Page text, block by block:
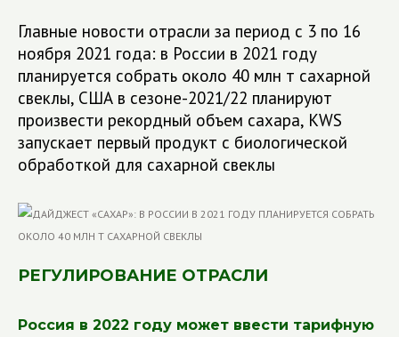
Главные новости отрасли за период с 3 по 16
ноября 2021 года: в России в 2021 году
планируется собрать около 40 млн т сахарной
свеклы, США в сезоне-2021/22 планируют
произвести рекордный объем сахара, KWS
запускает первый продукт с биологической
обработкой для сахарной свеклы
РЕГУЛИРОВАНИЕ ОТРАСЛИ
Россия в 2022 году может ввести тарифную